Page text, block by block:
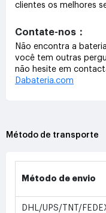
clientes os melhores
Contate-nos：
Não encontra a
você tem outras
não hesite em
Dabateria.com
Método de transporte
Método de envio
DHL/UPS/TNT/